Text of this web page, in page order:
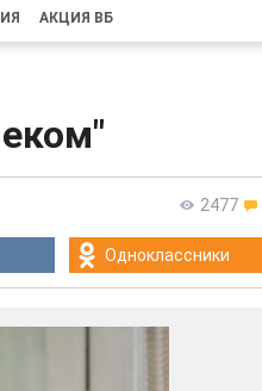
АКЦИЯ ВБ
2477
Одноклассники